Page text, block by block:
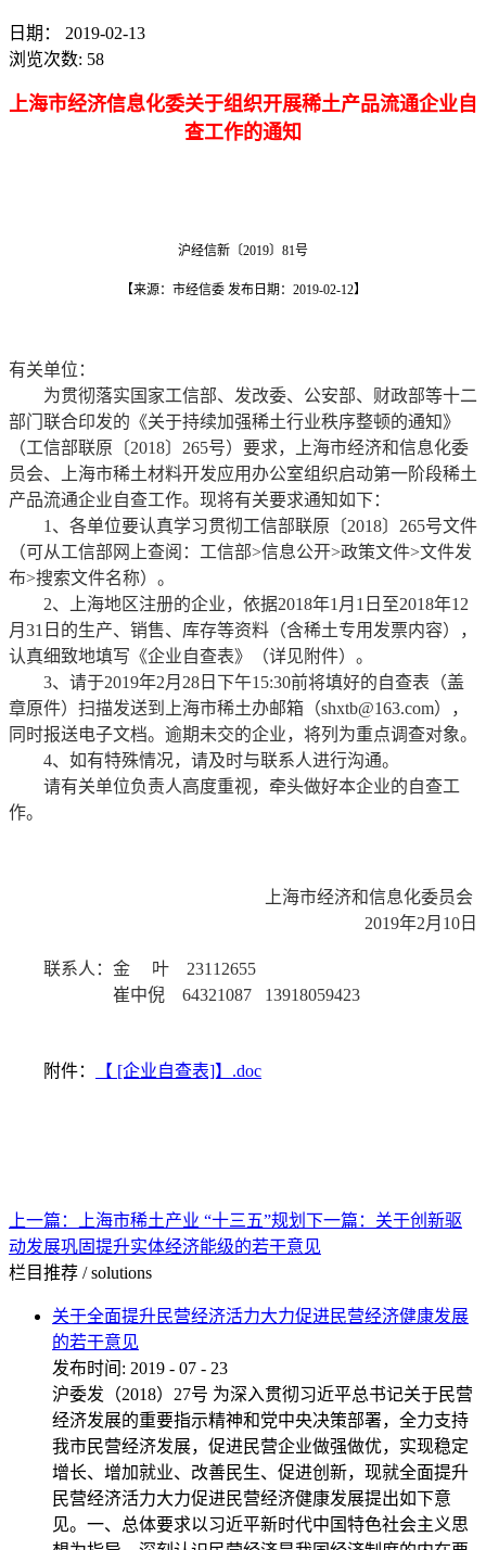
日期：
2019-02-13
浏览次数: 58
上海市经济信息化委关于组织开展稀土产品流通企业自
查工作的通知
沪经信新〔2019〕81号
【来源：市经信委 发布日期：2019-02-12】
有关单位：
为贯彻落实国家工信部、发改委、公安部、财政部等十二
部门联合印发的《关于持续加强稀土行业秩序整顿的通知》
（工信部联原〔2018〕265号）要求，上海市经济和信息化委
员会、上海市稀土材料开发应用办公室组织启动第一阶段稀土
产品流通企业自查工作。现将有关要求通知如下：
1、各单位要认真学习贯彻工信部联原〔2018〕265号文件
（可从工信部网上查阅：工信部>信息公开>政策文件>文件发
布>搜索文件名称）。
2、上海地区注册的企业，依据2018年1月1日至2018年12
月31日的生产、销售、库存等资料（含稀土专用发票内容），
认真细致地填写《企业自查表》（详见附件）。
3、请于2019年2月28日下午15:30前将填好的自查表（盖
章原件）扫描发送到上海市稀土办邮箱（shxtb@163.com），
同时报送电子文档。逾期未交的企业，将列为重点调查对象。
4、如有特殊情况，请及时与联系人进行沟通。
请有关单位负责人高度重视，牵头做好本企业的自查工
作。
上海市经济和信息化委员会
2019年2月10日
联系人：金 叶 23112655
崔中倪 64321087 13918059423
附件： 【 [企业自查表]】.doc
上一篇： 上海市稀土产业 “十三五”规划 下一篇： 关于创新驱
动发展巩固提升实体经济能级的若干意见
栏目推荐 / solutions
关于全面提升民营经济活力大力促进民营经济健康发展
的若干意见
发布时间: 2019 - 07 - 23
沪委发（2018）27号 为深入贯彻习近平总书记关于民营
经济发展的重要指示精神和党中央决策部署，全力支持
我市民营经济发展，促进民营企业做强做优，实现稳定
增长、增加就业、改善民生、促进创新，现就全面提升
民营经济活力大力促进民营经济健康发展提出如下意
见。一、总体要求以习近平新时代中国特色社会主义思